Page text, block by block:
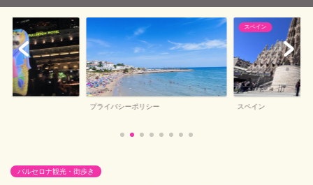
スペイン
バルセロナお土産
バルセロナお土産
バルセロナ観光・街歩き